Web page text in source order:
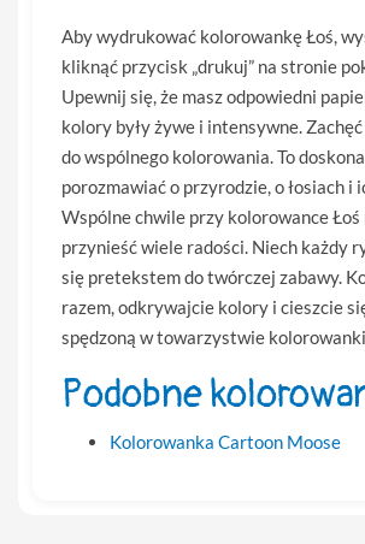
Aby wydrukować kolorowankę Łoś,
kliknąć przycisk „drukuj” na stronie
Upewnij się, że masz odpowiedni
kolory były żywe i intensywne.
do wspólnego kolorowania. To
porozmawiać o przyrodzie, o łosiach i
Wspólne chwile przy kolorowance Łoś
przynieść wiele radości. Niech każdy
się pretekstem do twórczej zabawy.
razem, odkrywajcie kolory i cieszcie
spędzoną w towarzystwie
Podobne
Kolorowanka Cartoon Moose